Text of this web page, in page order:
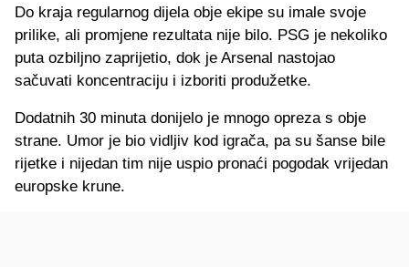
Do kraja regularnog dijela obje ekipe su imale svoje
prilike, ali promjene rezultata nije bilo. PSG je nekoliko
puta ozbiljno zaprijetio, dok je Arsenal nastojao
sačuvati koncentraciju i izboriti produžetke.
Dodatnih 30 minuta donijelo je mnogo opreza s obje
strane. Umor je bio vidljiv kod igrača, pa su šanse bile
rijetke i nijedan tim nije uspio pronaći pogodak vrijedan
europske krune.